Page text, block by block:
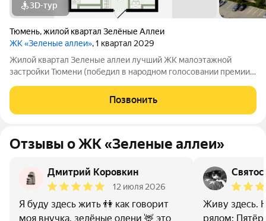
3D-тур
Тюмень,жилой квартал Зелёные Аллеи
ЖК «Зеленые аллеи», 1 квартал 2029
Жилой квартал Зеленые аллеи лучший ЖК малоэтажной
застройки Тюмени (победил в народном голосовании премии
малоэтажный комплекс в Тюмени, предлагающий европейский
формат жилья. Расположен в
Позвонить
Отзывы о ЖК «Зеленые аллеи»
Дмитрий Коровкин
12 июля 2026
Я буду здесь жить 👫 как говорит
моя внучка, зелёные олени 🦌 это
Живу здесь.
рядом: